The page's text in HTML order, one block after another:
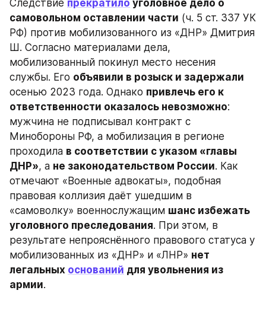
Следствие прекратило уголовное дело о
самовольном оставлении части (ч. 5 ст. 337 УК
РФ) против мобилизованного из «ДНР» Дмитрия
Ш. Согласно материалами дела,
мобилизованный покинул место несения
службы. Его объявили в розыск и задержали
осенью 2023 года. Однако привлечь его к
ответственности оказалось невозможно:
мужчина не подписывал контракт с
Минобороны РФ, а мобилизация в регионе
проходила в соответствии с указом «главы
ДНР», а не законодательством России. Как
отмечают «Военные адвокаты», подобная
правовая коллизия даёт ушедшим в
«самоволку» военнослужащим шанс избежать
уголовного преследования. При этом, в
результате непрояснённого правового статуса у
мобилизованных из «ДНР» и «ЛНР» нет
легальных оснований для увольнения из
армии.